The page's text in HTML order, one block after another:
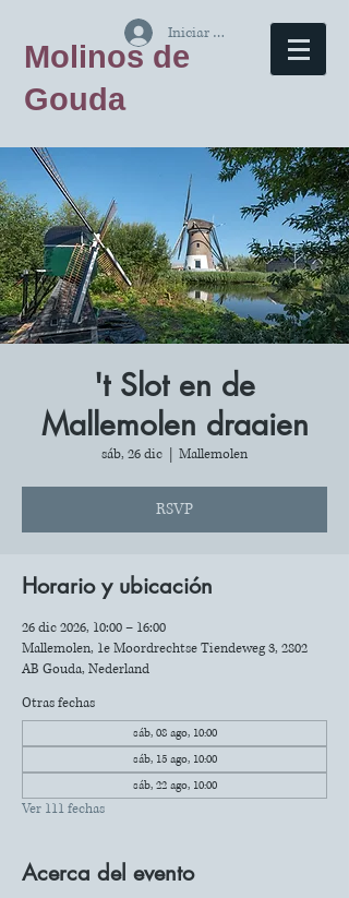
Molinos de
Gouda
Iniciar sesión
't Slot en de
Mallemolen draaien
sáb, 26 dic Mallemolen
RSVP
Horario y ubicación
26 dic 2026, 10:00 – 16:00
Mallemolen, 1e Moordrechtse Tiendeweg 3, 2802
AB Gouda, Nederland
Otras fechas
sáb, 08 ago, 10:00
sáb, 15 ago, 10:00
sáb, 22 ago, 10:00
Ver 111 fechas
Acerca del evento